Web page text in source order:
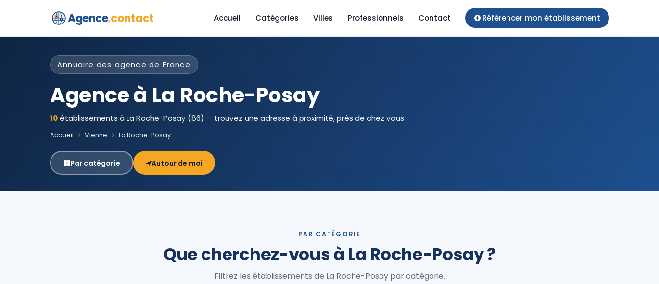
Agence.contact Accueil Catégories Villes Professionnels Contact Référencer mon établissement
Annuaire des agence de France
Agence à La Roche-Posay
10établissements à La Roche-Posay (86) — trouvez une adresse à proximité, près de chez vous.
Accueil Vienne La Roche-Posay
Par catégorie Autour de moi
PAR CATÉGORIE
Que cherchez-vous à La Roche-Posay ?
Filtrez les établissements de La Roche-Posay par catégorie.